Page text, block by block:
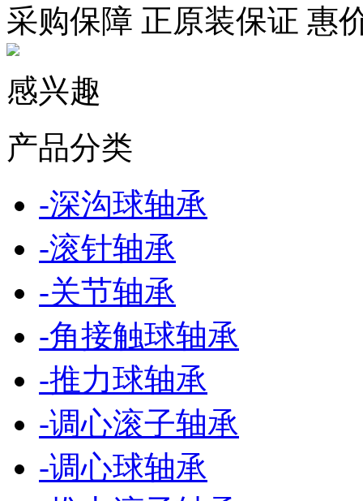
采购保障 正原装保证 惠
感兴趣
产品分类
-深沟球轴承
-滚针轴承
-关节轴承
-角接触球轴承
-推力球轴承
-调心滚子轴承
-调心球轴承